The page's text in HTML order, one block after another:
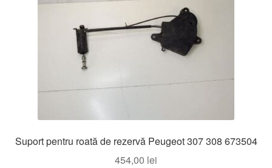
Suport pentru roată de rezervă Peugeot 307 308 673504
454,00 lei